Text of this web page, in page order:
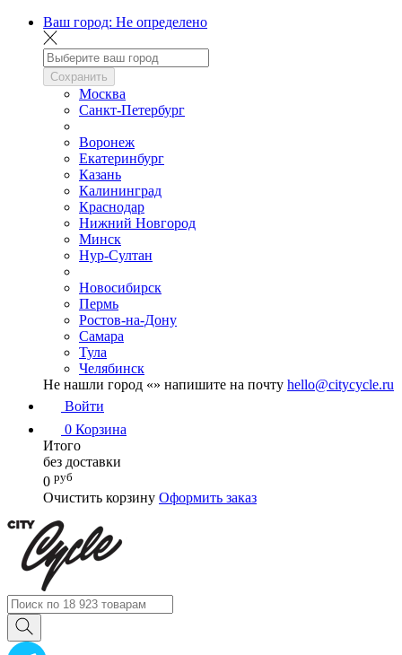
Ваш город: Не определено
Сохранить
Москва
Санкт-Петербург
Воронеж
Екатеринбург
Казань
Калининград
Краснодар
Нижний Новгород
Минск
Нур-Султан
Новосибирск
Пермь
Ростов-на-Дону
Самара
Тула
Челябинск
Не нашли город «» напишите на почту hello@citycycle.ru
Войти
0 Корзина
Итого
без доставки
0 руб
Очистить корзину Оформить заказ